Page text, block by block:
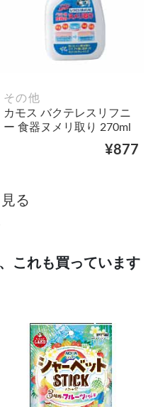
その他
カモス バクテレスリフニ
ー 食器ヌメリ取り 270ml
¥877
る
これも買っています